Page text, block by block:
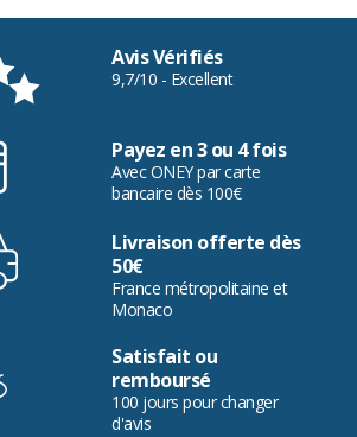
Avis Vérifiés
9,7/10 - Excellent
Payez en 3 ou 4 fois
Avec ONEY par carte
bancaire dès 100€
Livraison offerte dès
50€
France métropolitaine et
Monaco
Satisfait ou
remboursé
100 jours pour changer
d'avis